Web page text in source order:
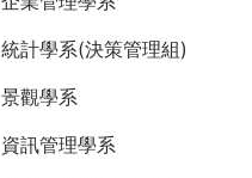
統計學系(決策管理組)
景觀學系
資訊管理學系